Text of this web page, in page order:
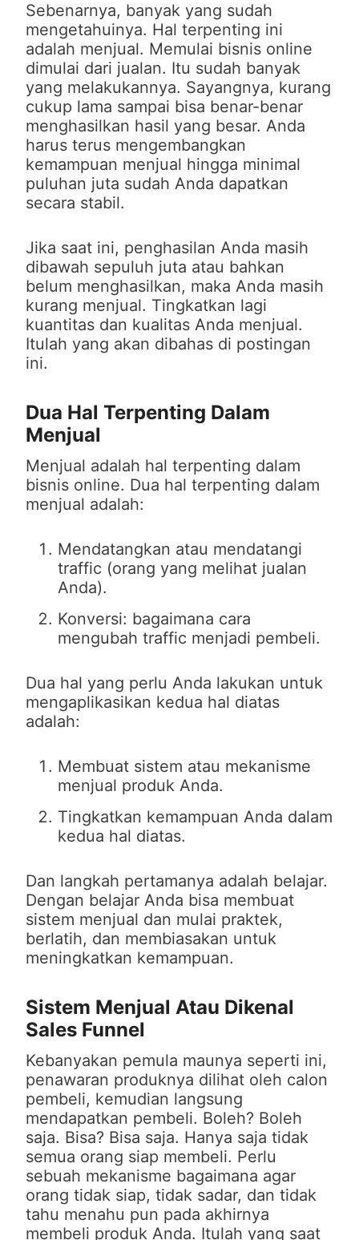
Sebenarnya, banyak yang sudah
mengetahuinya. Hal terpenting ini
adalah menjual. Memulai bisnis online
dimulai dari jualan. Itu sudah banyak
yang melakukannya. Sayangnya, kurang
cukup lama sampai bisa benar-benar
menghasilkan hasil yang besar. Anda
harus terus mengembangkan
kemampuan menjual hingga minimal
puluhan juta sudah Anda dapatkan
secara stabil.
Jika saat ini, penghasilan Anda masih
dibawah sepuluh juta atau bahkan
belum menghasilkan, maka Anda masih
kurang menjual. Tingkatkan lagi
kuantitas dan kualitas Anda menjual.
Itulah yang akan dibahas di postingan
ini.
Dua Hal Terpenting Dalam
Menjual
Menjual adalah hal terpenting dalam
bisnis online. Dua hal terpenting dalam
menjual adalah:
Mendatangkan atau mendatangi
traffic (orang yang melihat jualan
Anda).
Konversi: bagaimana cara
mengubah traffic menjadi pembeli.
Dua hal yang perlu Anda lakukan untuk
mengaplikasikan kedua hal diatas
adalah:
Membuat sistem atau mekanisme
menjual produk Anda.
Tingkatkan kemampuan Anda dalam
kedua hal diatas.
Dan langkah pertamanya adalah belajar.
Dengan belajar Anda bisa membuat
sistem menjual dan mulai praktek,
berlatih, dan membiasakan untuk
meningkatkan kemampuan.
Sistem Menjual Atau Dikenal
Sales Funnel
Kebanyakan pemula maunya seperti ini,
penawaran produknya dilihat oleh calon
pembeli, kemudian langsung
mendapatkan pembeli. Boleh? Boleh
saja. Bisa? Bisa saja. Hanya saja tidak
semua orang siap membeli. Perlu
sebuah mekanisme bagaimana agar
orang tidak siap, tidak sadar, dan tidak
tahu menahu pun pada akhirnya
membeli produk Anda. Itulah yang saat